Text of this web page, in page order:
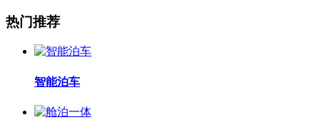
热门推荐
智能泊车